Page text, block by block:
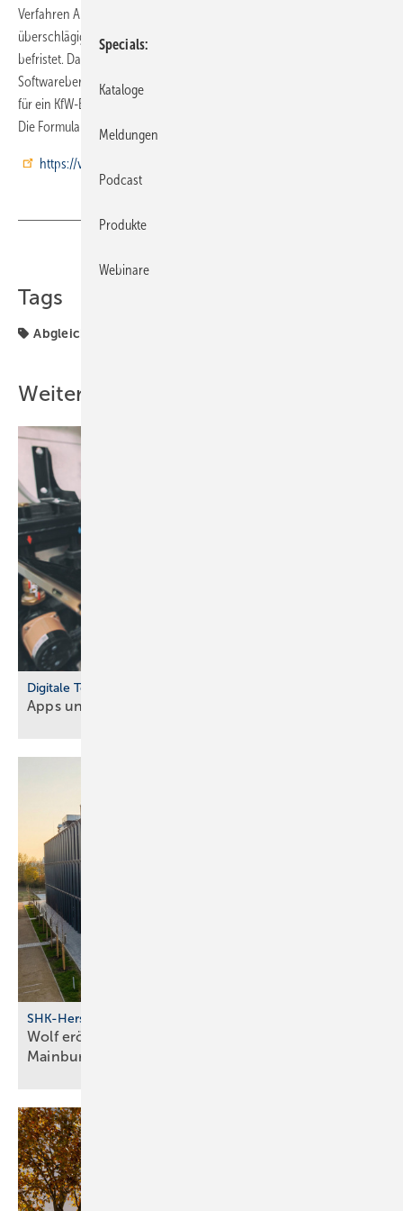
Verfahren A ist ein Näherungsverfahren, bei dem die relevanten Werte
überschlägig ermittelt werden. Dieses Vorgehen ist zum 31.12.2016
befristet. Danach wird bei einer Einzelmaßnahme nur noch eine
Softwareberechnung, das Verfahren B, anerkannt. Bei der Bestätigung
für ein KfW-Effizienzhaus ist Verfahren B schon heute Voraussetzung.
Die Formulare stehen zum Download unter
https://vdzev.de/
Tags
Abgleich
Weitere Inhalte
Digitale Tools
Apps und Soft­ware für Hand­werker und
SHK-Hersteller
Wolf eröff­net modernes Bil­dungs­zent­rum in
Main­burg
Specials
Kataloge
Meldungen
Podcast
Produkte
Webinare